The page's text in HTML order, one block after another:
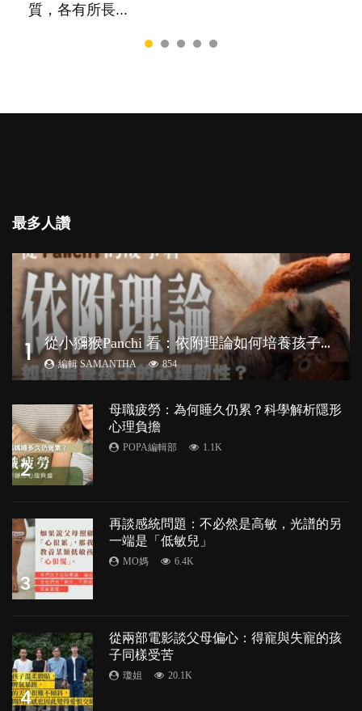
質，各有所長...
最多人讚
1 從
小獼猴Panchi 看：依附理論如何培養孩子心理韌性？
編輯 SAMANTHA 854
2
母職疲勞：為何睡久仍累？科學解析隱形
心理負擔
POPA編輯部 1.1K
3
再談感統問題：不必然是高敏，光譜的另
一端是「低敏兒」
MO媽 6.4K
4
從兩部電影談父母偏心：得寵與失寵的孩
子同樣受苦
瓊姐 20.1K